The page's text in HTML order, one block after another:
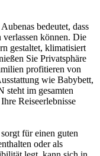
bedeutet, dass
können. Die
gestaltet, klimatisiert
Sie Privatsphäre
profitieren von
wie Babybett,
im gesamten
Reiseerlebnisse
für einen guten
oder als